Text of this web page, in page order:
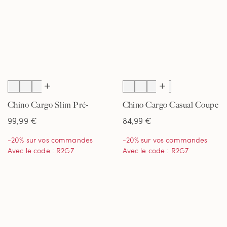
Chino Cargo Slim Pré-
Homme
99,99 €
-20% sur vos commandes
Avec le code : R2G7
Chino Cargo Casual Coupe
Homme
84,99 €
-20% sur vos commandes
Avec le code : R2G7